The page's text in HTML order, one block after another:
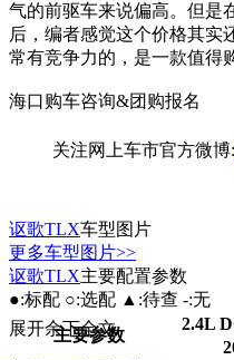
气的前驱车来说偏高。但是
后，编者感觉这个价格其实
常有竞争力的，是一款值得
海口购车咨询&团购报名
关注网上车市官方微博:
讴歌TLX车型图片
更多车型图片>>
讴歌TLX主要配置参数
●:标配 ○:选配 ▲:待查 -:无
主要参数
2.4L
展开余下全文